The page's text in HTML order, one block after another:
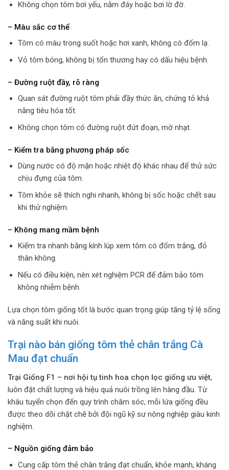
Không chọn tôm bơi yếu, nằm đáy hoặc bơi lờ đờ.
– Màu sắc cơ thể
Tôm có màu trong suốt hoặc hơi xanh, không có đốm lạ.
Vỏ tôm bóng, không bị tổn thương hay có dấu hiệu bệnh.
– Đường ruột đầy, rõ ràng
Quan sát đường ruột tôm phải đầy thức ăn, chứng tỏ khả
năng tiêu hóa tốt.
Không chọn tôm có đường ruột đứt đoạn, mờ nhạt.
– Kiểm tra bằng phương pháp sốc
Dùng nước có độ mặn hoặc nhiệt độ khác nhau để thử sức
chịu đựng của tôm.
Tôm khỏe sẽ thích nghi nhanh, không bị sốc hoặc chết sau
khi thử nghiệm.
– Không mang mầm bệnh
Kiểm tra nhanh bằng kính lúp xem tôm có đốm trắng, đỏ
thân không.
Nếu có điều kiện, nên xét nghiệm PCR để đảm bảo tôm
không nhiễm bệnh.
Lựa chọn tôm giống tốt là bước quan trọng giúp tăng tỷ lệ sống
và năng suất khi nuôi.
Trại nào bán giống tôm thẻ chân trắng Cà
Mau đạt chuẩn
Trại Giống F1 – nơi hội tụ tinh hoa chọn lọc giống ưu việt,
luôn đặt chất lượng và hiệu quả nuôi trồng lên hàng đầu. Từ
khâu tuyển chọn đến quy trình chăm sóc, mỗi lứa giống đều
được theo dõi chặt chẽ bởi đội ngũ kỹ sư nông nghiệp giàu kinh
nghiệm.
– Nguồn giống đảm bảo
Cung cấp tôm thẻ chân trắng đạt chuẩn, khỏe mạnh, kháng